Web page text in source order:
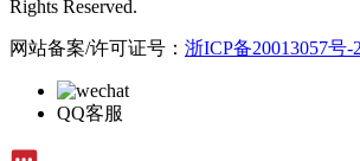
Rights Reserved.
网站备案/许可证号： 浙ICP备20013057号-2
QQ客服